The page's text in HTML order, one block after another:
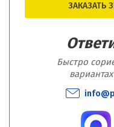
ЗАКАЗАТЬ
Быстро